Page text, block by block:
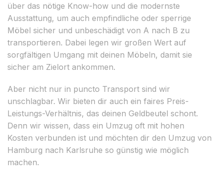
über das nötige Know-how und die modernste
Ausstattung, um auch empfindliche oder sperrige
Möbel sicher und unbeschädigt von A nach B zu
transportieren. Dabei legen wir großen Wert auf
sorgfältigen Umgang mit deinen Möbeln, damit sie
sicher am Zielort ankommen.
Aber nicht nur in puncto Transport sind wir
unschlagbar. Wir bieten dir auch ein faires Preis-
Leistungs-Verhältnis, das deinen Geldbeutel schont.
Denn wir wissen, dass ein Umzug oft mit hohen
Kosten verbunden ist und möchten dir den Umzug von
Hamburg nach Karlsruhe so günstig wie möglich
machen.